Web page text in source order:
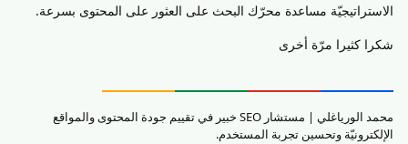
الاستراتيجيّة مساعدة محرّك البحث على العثور على المحتوى بسرعة.
شكرا كثيرا مرّة أخرى
محمد الورياغلي | مستشار SEO خبير في تقييم جودة المحتوى والمواقع
الإلكترونيّة وتحسين تجربة المستخدم.